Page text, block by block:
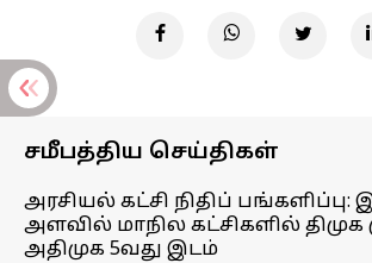
சமீபத்திய செய்திகள்
அரசியல் கட்சி நிதிப் பங்களிப்பு:
அளவில் மாநில கட்சிகளில் திமுக
அதிமுக 5வது இடம்